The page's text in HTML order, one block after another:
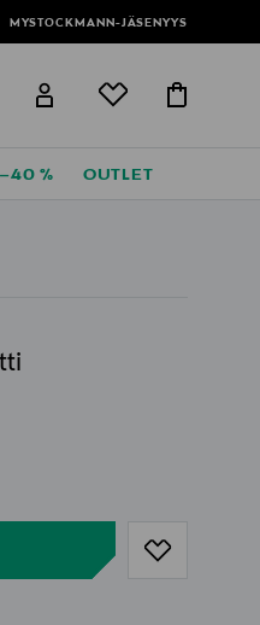
MYSTOCKMANN-JÄSENYYS
% OUTLET